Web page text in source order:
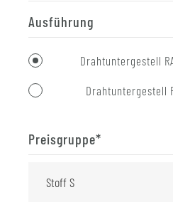
Ausführung
Drahtuntergestell
Drahtuntergestell
Preisgruppe*